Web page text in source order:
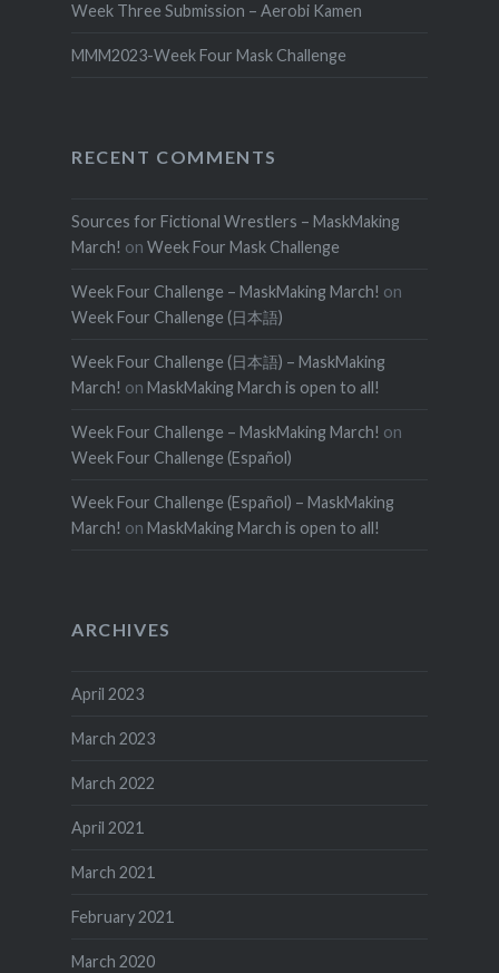
Week Three Submission – Aerobi Kamen
MMM2023-Week Four Mask Challenge
RECENT COMMENTS
Sources for Fictional Wrestlers – MaskMaking
March! on Week Four Mask Challenge
Week Four Challenge – MaskMaking March! on
Week Four Challenge (日本語)
Week Four Challenge (日本語) – MaskMaking
March! on MaskMaking March is open to all!
Week Four Challenge – MaskMaking March! on
Week Four Challenge (Español)
Week Four Challenge (Español) – MaskMaking
March! on MaskMaking March is open to all!
ARCHIVES
April 2023
March 2023
March 2022
April 2021
March 2021
February 2021
March 2020